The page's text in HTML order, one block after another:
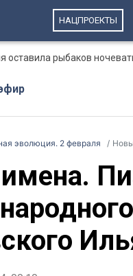
НАЦПРОЕКТЫ
оставила рыбаков
эволюция. 2 февраля